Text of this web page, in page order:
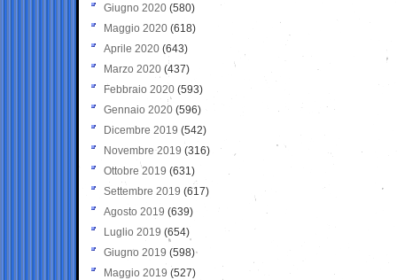
Giugno 2020 (580)
Maggio 2020 (618)
Aprile 2020 (643)
Marzo 2020 (437)
Febbraio 2020 (593)
Gennaio 2020 (596)
Dicembre 2019 (542)
Novembre 2019 (316)
Ottobre 2019 (631)
Settembre 2019 (617)
Agosto 2019 (639)
Luglio 2019 (654)
Giugno 2019 (598)
Maggio 2019 (527)